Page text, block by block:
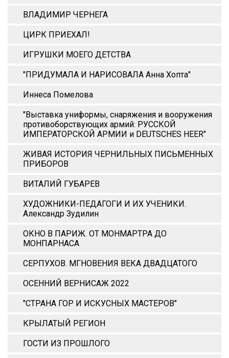
ВЛАДИМИР ЧЕРНЕГА
ЦИРК ПРИЕХАЛ!
ИГРУШКИ МОЕГО ДЕТСТВА
"ПРИДУМАЛА И НАРИСОВАЛА Анна Xопта"
Иннеса Помелова
"Выставка униформы, снаряжения и вооружения
противоборствующих армий: РУССКОЙ
ИМПЕРАТОРСКОЙ АРМИИ и DEUTSCHES HEER"
ЖИВАЯ ИСТОРИЯ ЧЕРНИЛЬНЫХ ПИСЬМЕННЫХ
ПРИБОРОВ
ВИТАЛИЙ ГУБАРЕВ
ХУДОЖНИКИ-ПЕДАГОГИ И ИХ УЧЕНИКИ.
Александр Зудилин
ОКНО В ПАРИЖ. ОТ МОНМАРТРА ДО
МОНПАРНАСА
СЕРПУХОВ. МГНОВЕНИЯ ВЕКА ДВАДЦАТОГО
ОСЕННИЙ ВЕРНИСАЖ 2022
"СТРАНА ГОР И ИСКУСНЫХ МАСТЕРОВ"
КРЫЛАТЫЙ РЕГИОН
ГОСТИ ИЗ ПРОШЛОГО